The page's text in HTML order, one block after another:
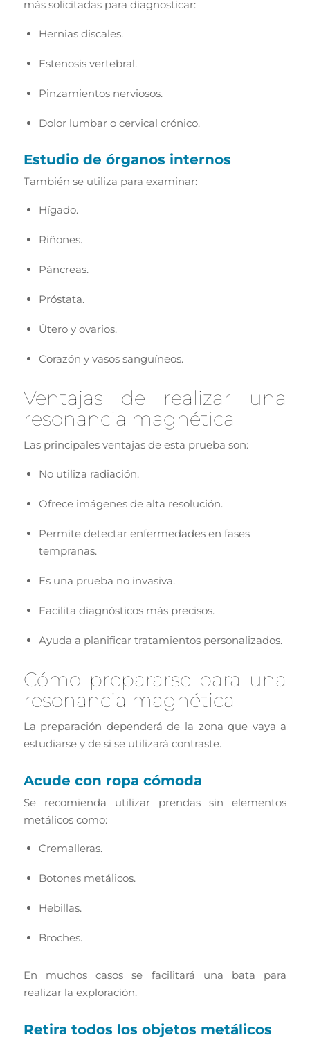
más solicitadas para diagnosticar:
Hernias discales.
Estenosis vertebral.
Pinzamientos nerviosos.
Dolor lumbar o cervical crónico.
Estudio de órganos internos
También se utiliza para examinar:
Hígado.
Riñones.
Páncreas.
Próstata.
Útero y ovarios.
Corazón y vasos sanguíneos.
Ventajas de realizar una
resonancia magnética
Las principales ventajas de esta prueba son:
No utiliza radiación.
Ofrece imágenes de alta resolución.
Permite detectar enfermedades en fases
tempranas.
Es una prueba no invasiva.
Facilita diagnósticos más precisos.
Ayuda a planificar tratamientos personalizados.
Cómo prepararse para una
resonancia magnética
La preparación dependerá de la zona que vaya a
estudiarse y de si se utilizará contraste.
Acude con ropa cómoda
Se recomienda utilizar prendas sin elementos
metálicos como:
Cremalleras.
Botones metálicos.
Hebillas.
Broches.
En muchos casos se facilitará una bata para
realizar la exploración.
Retira todos los objetos metálicos